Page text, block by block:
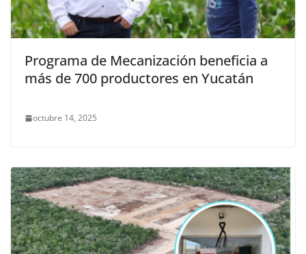
Programa de Mecanización beneficia a
más de 700 productores en Yucatán
octubre 14, 2025